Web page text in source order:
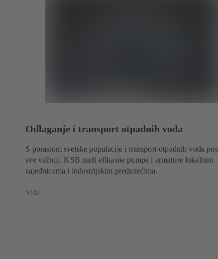
Odlaganje i transport otpadnih voda
S porastom svetske populacije i transport otpadnih voda
sve važniji. KSB nudi efikasne pumpe i armature lokalnim
zajednicama i industrijskim preduzećima.
Više